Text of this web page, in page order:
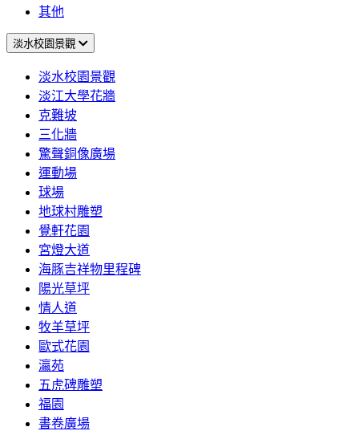
其他
淡水校園景觀
淡水校園景觀
淡江大學花牆
克難坡
三化牆
驚聲銅像廣場
運動場
球場
地球村雕塑
覺軒花園
宮燈大道
海豚吉祥物里程碑
陽光草坪
情人道
牧羊草坪
歐式花園
瀛苑
五虎碑雕塑
福園
書卷廣場